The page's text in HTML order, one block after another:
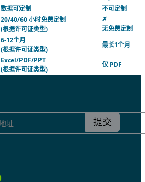
数据可定制
不可定制
20/40/60 小时免费定制
(根据许可证类型)
✗
无免费定制
6-12个月
(根据许可证类型)
最长1个月
Excel/PDF/PPT
(根据许可证类型)
仅 PDF
提交